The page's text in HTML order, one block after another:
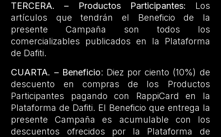
TERCERA. – Productos Participantes: Los
artículos que tendrán el Beneficio de la
presente Campaña son todos los
comercializables publicados en la Plataforma
de Dafiti.
CUARTA. – Beneficio: Diez por ciento (10%) de
descuento en compras de los Productos
Participantes pagando con RappiCard en la
Plataforma de Dafiti. El Beneficio que entrega la
presente Campaña es acumulable con los
descuentos ofrecidos por la Plataforma de